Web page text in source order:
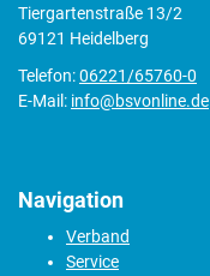
Tiergartenstraße 13/2
69121 Heidelberg
Telefon:06221/65760-0
E-Mail: info@bsvonline.de
Navigation
Verband
Service